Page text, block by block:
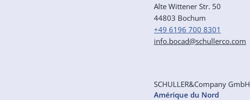
Alte Wittener Str. 50
44803 Bochum
+49 6196 700 8301
info.bocad@schullerco.com
SCHULLER&Company GmbH
Amérique du Nord